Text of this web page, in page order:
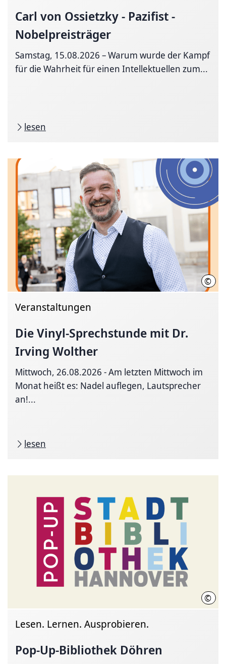
Carl von Ossietzky - Pazifist -
Nobelpreisträger
Samstag, 15.08.2026 – Warum wurde der Kampf
für die Wahrheit für einen Intellektuellen zum...
lesen
©
Veranstaltungen
DieVinyl-Sprechstunde mit Dr.
Irving Wolther
Mittwoch, 26.08.2026 - Am letzten Mittwoch im
Monat heißt es: Nadel auflegen, Lautsprecher
an!...
lesen
©
Lesen. Lernen. Ausprobieren.
Pop-Up-Bibliothek Döhren